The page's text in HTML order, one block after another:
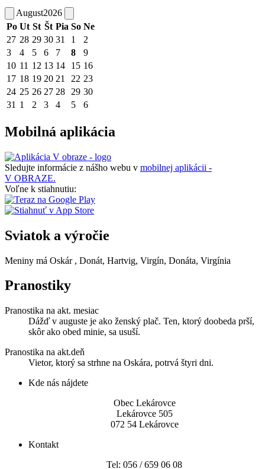
August2026
Po Ut St Št Pia So Ne
27 28 29 30 31 1
2
3
4 5 6 7 8
9
10 11 12 13 14 15 16
17 18 19 20 21 22 23
24 25 26 27 28 29 30
31 1 2 3 4 5 6
Mobilná aplikácia
Sledujte informácie z nášho webu v mobilnej aplikácii -
V OBRAZE.
Voľne k stiahnutiu:
Sviatok a výročie
Meniny má Oskár , Donát, Hartvig, Virgín, Donáta, Virgínia
Pranostiky
Pranostika na akt. mesiac
Dážď v auguste je ako ženský plač. Ten, ktorý doobeda prší,
skôr ako obed minie, sa usuší.
Pranostika na akt.deň
Vietor, ktorý sa strhne na Oskára, potrvá štyri dni.
Kde nás nájdete
Obec Lekárovce
Lekárovce 505
072 54 Lekárovce
Kontakt
Tel: 056 / 659 06 08